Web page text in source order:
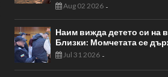
Aug 02 2026-
Наим вижда детето си на
Близки: Момчетата се
Jul 31 2026-